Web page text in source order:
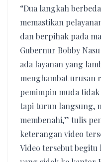
“Dua langkah
memastikan
dan berpihak pada
Gubernur Bobby
ada layanan yang
menghambat urusan
pemimpin muda
tapi turun langsung,
membenahi,” tulis
keterangan video
Video tersebut